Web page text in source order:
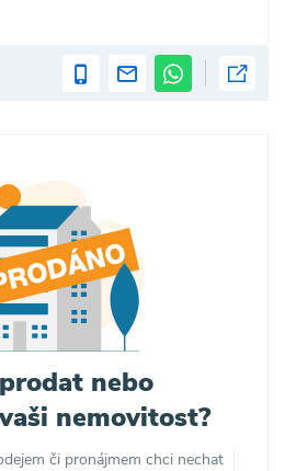
nebo
nemovitost?
či pronájmem chci nechat